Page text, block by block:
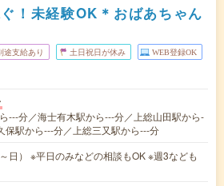
！未経験OK＊おばあちゃん
途支給あり 土日祝日が休み WEB登録OK
---分／海士有木駅から---分／上総山田駅から-
保駅から---分／上総三又駅から---分
日） ※平日のみなどの相談もOK ※週3なども